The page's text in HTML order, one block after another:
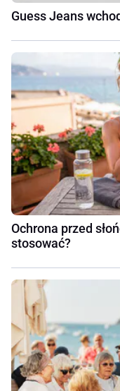
Guess Jeans
Ochrona przed
stosować?